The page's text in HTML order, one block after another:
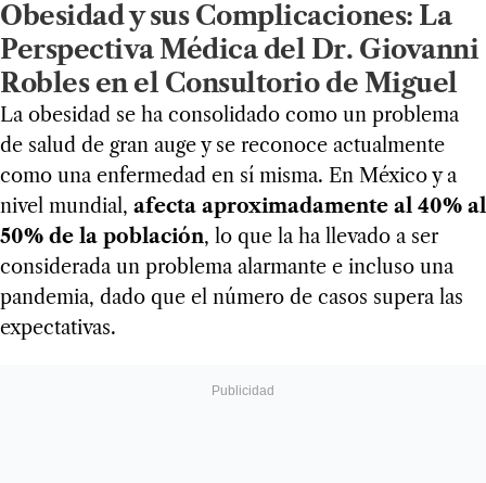
Obesidad y sus Complicaciones: La
Perspectiva Médica del Dr. Giovanni
Robles en el Consultorio de Miguel
La obesidad se ha consolidado como un problema
de salud de gran auge y se reconoce actualmente
como una enfermedad en sí misma. En México y a
nivel mundial, afecta aproximadamente al 40% al
50% de la población, lo que la ha llevado a ser
considerada un problema alarmante e incluso una
pandemia, dado que el número de casos supera las
expectativas.